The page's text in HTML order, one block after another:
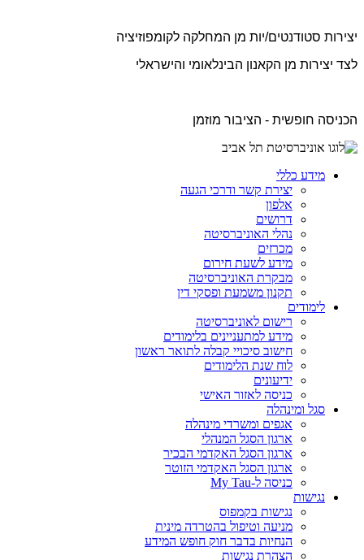
יצירות סטודנטים/יות מן המחלקה לקומפוזיציה
לצד יצירות מן הקאנון הבינלאומי והישראלי
הכניסה חופשית - הציבור מוזמן
מידע כללי
יצירת קשר ודרכי הגעה
אלפון
דרושים
נהלי האוניברסיטה
מכרזים
מידע לשעת חירום
מבקרת האוניברסיטה
תקנון משמעת ופסקי דין
לימודים
רישום לאוניברסיטה
מידע למתעניינים בלימודים
חישוב סיכויי קבלה לתואר ראשון
לוח שנת הלימודים
ידיעונים
כניסה לאזור האישי
סגל ומינהלה
אגפים ומשרדי מינהלה
ארגון הסגל המנהלי
ארגון הסגל האקדמי הבכיר
ארגון הסגל האקדמי הזוטר
כניסה ל-My Tau
נגישות
נגישות בקמפוס
מניעה וטיפול בהטרדה מינית
הנחיות בדבר חוק חופש המידע
הצהרת נגישות